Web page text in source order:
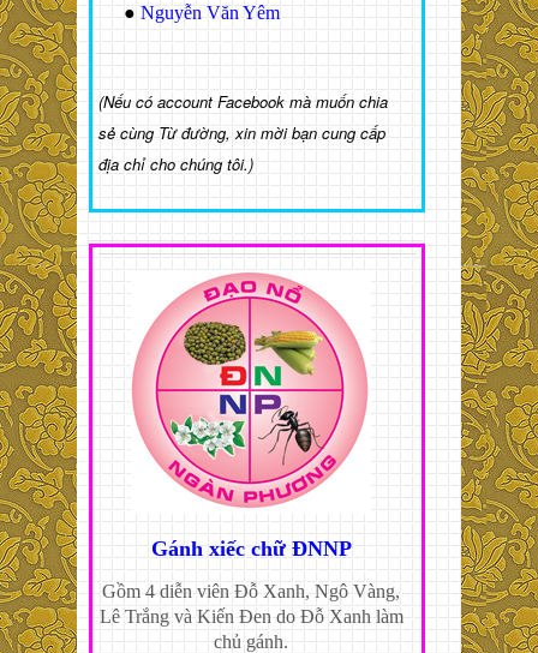
● Nguyễn Văn Yêm
(Nếu có account Facebook mà muốn chia
sẻ cùng Từ đường, xin mời bạn cung cấp
địa chỉ cho chúng tôi.)
Gánh xiếc chữ ĐNNP
Gồm 4 diễn viên Đỗ Xanh, Ngô Vàng,
Lê Trắng và Kiến Đen do Đỗ Xanh làm
chủ gánh.